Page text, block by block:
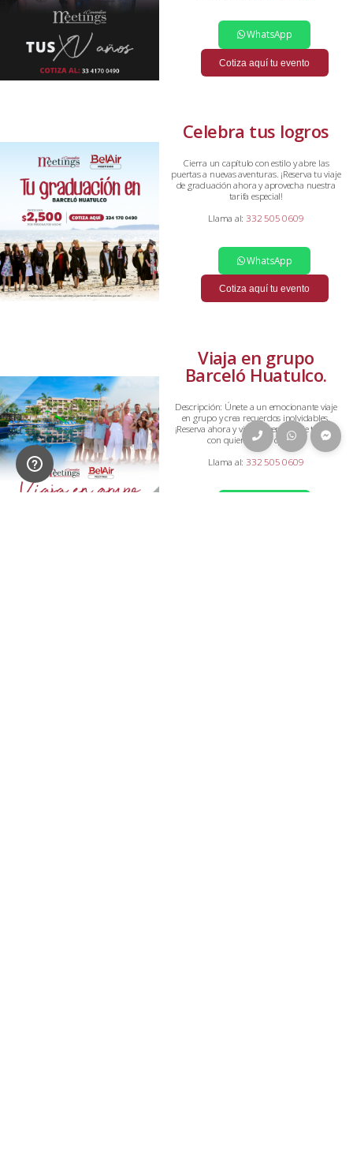
WhatsApp
Cotiza aquí tu evento
Celebra tus logros
Cierra un capítulo con estilo y abre las
puertas a nuevas aventuras. ¡Reserva tu viaje
de graduación ahora y aprovecha nuestra
tarifa especial!
Llama al: 332 505 0609
WhatsApp
Cotiza aquí tu evento
Viaja en grupo
Barceló Huatulco.
Descripción: Únete a un emocionante viaje
en grupo y crea recuerdos inolvidables.
¡Reserva ahora y vive la aventura de tu vida
con quienes más quieres!
Llama al: 332 505 0609